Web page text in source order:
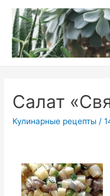
Перейти
содержимому
Салат
Кулинарные рецепты /